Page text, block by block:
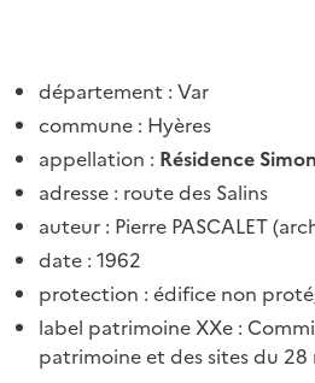
département : Var
commune : Hyères
appellation : Résidence
adresse : route des Salins
auteur : Pierre PASCALET
date : 1962
protection : édifice non
label patrimoine XXe :
patrimoine et des sites du